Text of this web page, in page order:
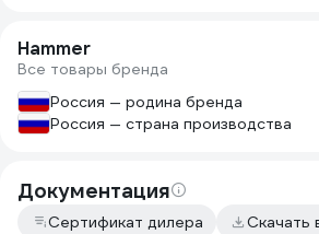
Hammer
Все товары бренда
Россия — родина бренда
Россия — страна производства
Документация
Сертификат дилера Скачать